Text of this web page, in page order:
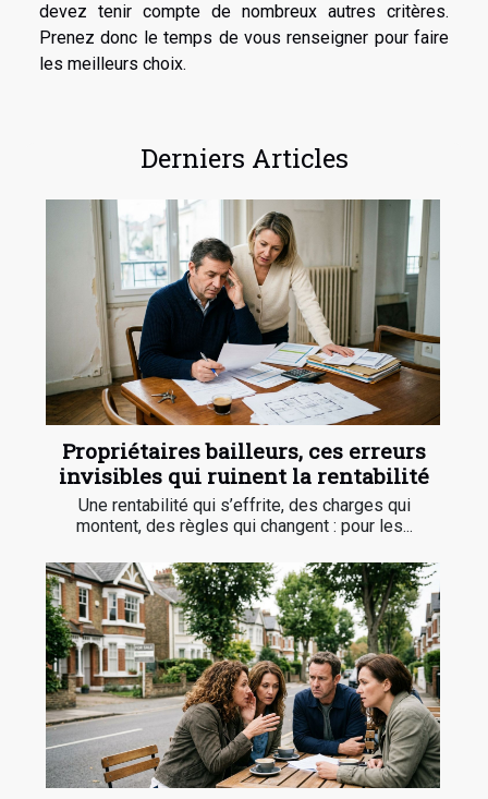
devez tenir compte de nombreux autres critères.
Prenez donc le temps de vous renseigner pour faire
les meilleurs choix.
Derniers Articles
Propriétaires bailleurs, ces erreurs
invisibles qui ruinent la rentabilité
Une rentabilité qui s’effrite, des charges qui
montent, des règles qui changent : pour les...